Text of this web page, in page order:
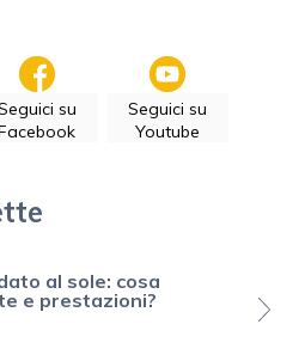
su
Seguici su
Youtube
al sole: cosa
e prestazioni?